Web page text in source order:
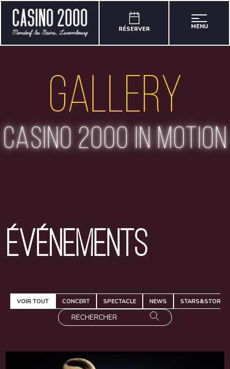
RÉSERVER MENU
Gallery
casino 2000 in motion
Événements
VOIR TOUT CONCERT SPECTACLE NEWS STARS&STORIES